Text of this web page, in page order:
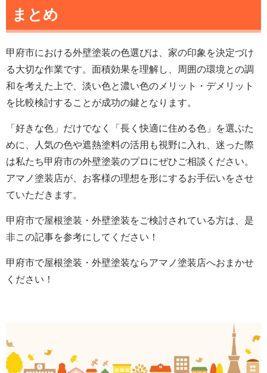
まとめ
甲府市における外壁塗装の色選びは、家の印象を決定づけ
る大切な作業です。面積効果を理解し、周囲の環境との調
和を考えた上で、淡い色と濃い色のメリット・デメリット
を比較検討することが成功の鍵となります。
「好きな色」だけでなく「長く快適に住める色」を選ぶた
めに、人気の色や遮熱塗料の活用も視野に入れ、迷った際
は私たち甲府市の外壁塗装のプロにぜひご相談ください。
アマノ塗装店が、お客様の理想を形にするお手伝いをさせ
ていただきます。
甲府市で屋根塗装・外壁塗装をご検討されている方は、是
非この記事を参考にしてください！
甲府市で屋根塗装・外壁塗装ならアマノ塗装店へおまかせ
ください！